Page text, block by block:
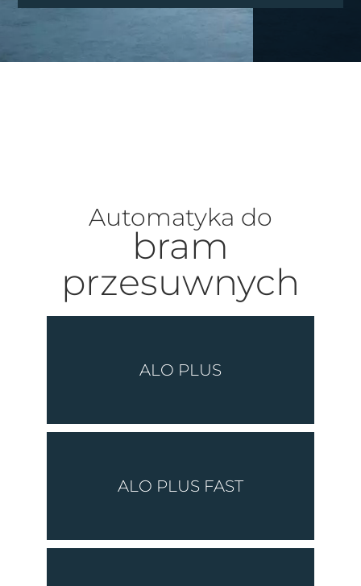
Automatyka do
bram
przesuwnych
ALO PLUS
ALO PLUS FAST